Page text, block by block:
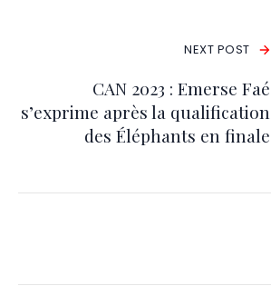
NEXT POST
CAN 2023 : Emerse Faé
s’exprime après la qualification
des Éléphants en finale